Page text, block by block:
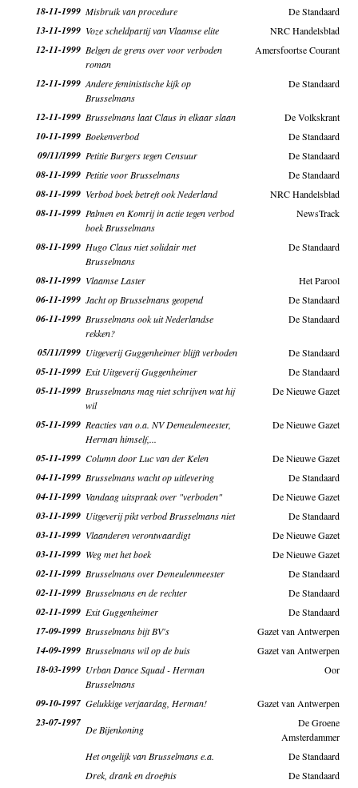
18-11-1999 Misbruik van procedure De Standaard
13-11-1999 Voze scheldpartij van Vlaamse elite NRC Handelsblad
12-11-1999 Belgen de grens over voor verboden
roman
Amersfoortse Courant
12-11-1999 Andere feministische kijk op
Brusselmans
De Standaard
12-11-1999 Brusselmans laat Claus in elkaar slaan De Volkskrant
10-11-1999 Boekenverbod De Standaard
09/11/1999 Petitie Burgers tegen Censuur De Standaard
08-11-1999 Petitie voor Brusselmans De Standaard
08-11-1999 Verbod boek betreft ook Nederland NRC Handelsblad
08-11-1999 Palmen en Komrij in actie tegen verbod
boek Brusselmans
NewsTrack
08-11-1999 Hugo Claus niet solidair met
Brusselmans
De Standaard
08-11-1999 Vlaamse Laster Het Parool
06-11-1999 Jacht op Brusselmans geopend De Standaard
06-11-1999 Brusselmans ook uit Nederlandse
rekken?
De Standaard
05/11/1999 Uitgeverij Guggenheimer blijft verboden De Standaard
05-11-1999 Exit Uitgeverij Guggenheimer De Standaard
05-11-1999 Brusselmans mag niet schrijven wat hij
wil
De Nieuwe Gazet
05-11-1999 Reacties van o.a. NV Demeulemeester,
Herman himself,...
De Nieuwe Gazet
05-11-1999 Column door Luc van der Kelen De Nieuwe Gazet
04-11-1999 Brusselmans wacht op uitlevering De Standaard
04-11-1999 Vandaag uitspraak over "verboden" De Nieuwe Gazet
03-11-1999 Uitgeverij pikt verbod Brusselmans niet De Standaard
03-11-1999 Vlaanderen verontwaardigt De Nieuwe Gazet
03-11-1999 Weg met het boek De Nieuwe Gazet
02-11-1999 Brusselmans over Demeulenmeester De Standaard
02-11-1999 Brusselmans en de rechter De Standaard
02-11-1999 Exit Guggenheimer De Standaard
17-09-1999 Brusselmans bijt BV's Gazet van Antwerpen
14-09-1999 Brusselmans wil op de buis Gazet van Antwerpen
18-03-1999 Urban Dance Squad - Herman
Brusselmans
Oor
09-10-1997 Gelukkige verjaardag, Herman! Gazet van Antwerpen
23-07-1997
De Bijenkoning
De Groene
Amsterdammer
Het ongelijk van Brusselmans e.a.
De Standaard
Drek, drank en droefnis
De Standaard